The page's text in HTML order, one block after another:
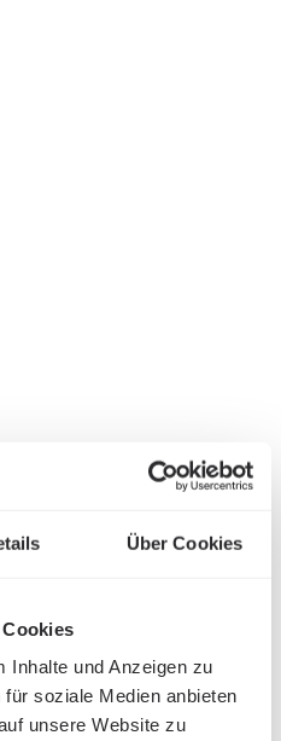
Über Cookies
Inhalte und Anzeigen zu
soziale Medien anbieten
unsere Website zu